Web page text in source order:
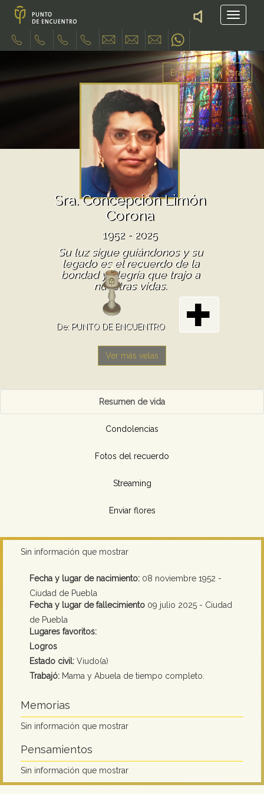
Enviar arreglo floral
Sra. Concepción Limón
Corona
1952 - 2025
Su luz sigue guiándonos y su
legado es el recuerdo de la
bondad y alegría que trajo a
nuestras vidas.
De: PUNTO DE ENCUENTRO
Ver más velas
Resumen de vida
Condolencias
Fotos del recuerdo
Streaming
Enviar flores
Sin información que mostrar
Fecha y lugar de nacimiento: 08 noviembre 1952 -
Ciudad de Puebla
Fecha y lugar de fallecimiento 09 julio 2025 - Ciudad
de Puebla
Lugares favoritos:
Logros
Estado civil: Viudo(a)
Trabajó: Mama y Abuela de tiempo completo.
Memorias
Sin información que mostrar
Pensamientos
Sin información que mostrar